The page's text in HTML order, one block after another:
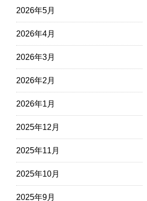
2026年5月
2026年4月
2026年3月
2026年2月
2026年1月
2025年12月
2025年11月
2025年10月
2025年9月